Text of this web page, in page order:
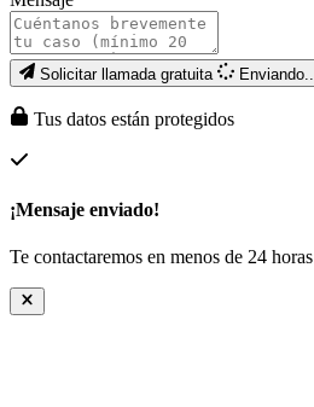
Solicitar llamada gratuita Enviando...
Tus datos están protegidos
¡Mensaje enviado!
Te contactaremos en menos de 24 horas